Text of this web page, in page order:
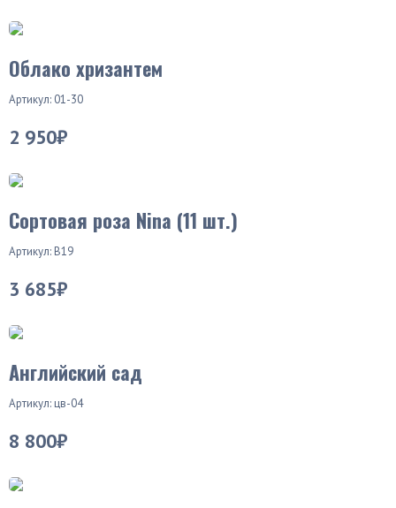
Облако хризантем
Артикул: 01-30
2 950₽
Сортовая роза Nina (11 шт.)
Артикул: В19
3 685₽
Английский сад
Артикул: цв-04
8 800₽